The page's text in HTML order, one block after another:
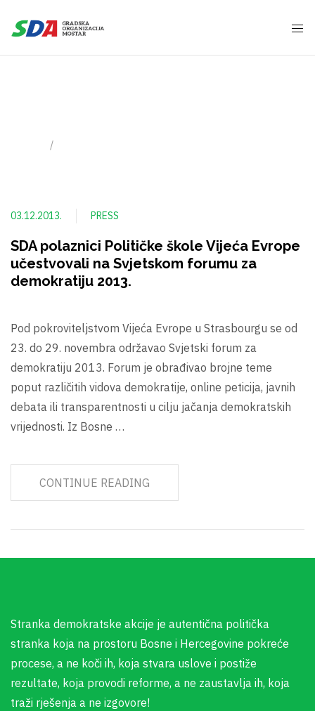
03.12.2013. PRESS
SDA polaznici Političke škole Vijeća Evrope
učestvovali na Svjetskom forumu za
demokratiju 2013.
Pod pokroviteljstvom Vijeća Evrope u Strasbourgu se od
23. do 29. novembra održavao Svjetski forum za
demokratiju 2013. Forum je obrađivao brojne teme
poput različitih vidova demokratije, online peticija, javnih
debata ili transparentnosti u cilju jačanja demokratskih
vrijednosti. Iz Bosne …
CONTINUE READING
Stranka demokratske akcije je autentična politička
stranka koja na prostoru Bosne i Hercegovine pokreće
procese, a ne koči ih, koja stvara uslove i postiže
rezultate, koja provodi reforme, a ne zaustavlja ih, koja
traži rješenja a ne izgovore!